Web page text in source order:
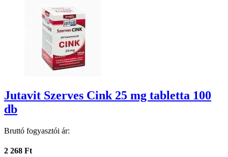
Jutavit Szerves Cink 25 mg tabletta 100
db
Bruttó fogyasztói ár:
2 268 Ft